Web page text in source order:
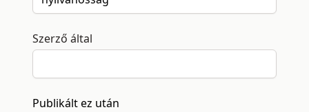
Szerző által
Publikált ez után